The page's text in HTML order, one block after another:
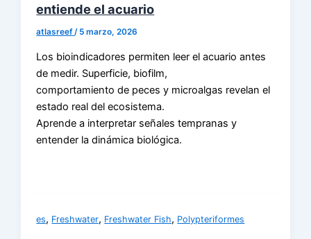
entiende el acuario
atlasreef/ 5 marzo, 2026
Los bioindicadores permiten leer el acuario antes
de medir. Superficie, biofilm,
comportamiento de peces y microalgas revelan el
estado real del ecosistema.
Aprende a interpretar señales tempranas y
entender la dinámica biológica.
es, Freshwater, Freshwater Fish, Polypteriformes